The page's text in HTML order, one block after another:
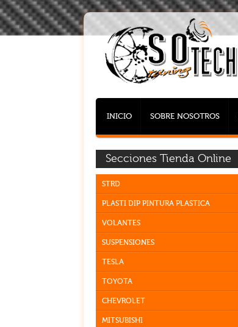
INICIO SOBRE NOSOTROS
Secciones Tienda Online
STRD
PLASTI DIP PINTURA PLASTICA
VOLANTES
SUSPENSIONES
TESLA
TOYOTA
CHEVROLET
MITSUBISHI